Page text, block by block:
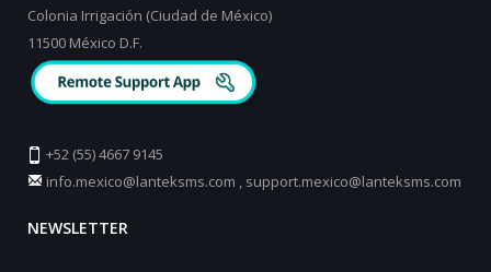
Colonia Irrigación (Ciudad de México)
11500 México D.F.
+52 (55) 4667 9145
info.mexico@lanteksms.com
support.mexico@lanteksms.com
NEWSLETTER